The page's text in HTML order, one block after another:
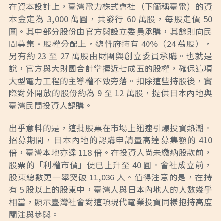
在資本設計上，臺灣電力株式會社（下簡稱臺電）的資
本金定為 3,000 萬圓，共發行 60 萬股，每股定價 50
圓。其中部分股份由官方與設立委員承購，其餘則向民
間募集。股權分配上，總督府持有 40%（24 萬股），
另有約 23 至 27 萬股由財團與創立委員承購。也就是
說，官方與大財團合計掌握近七成五的股權，確保這項
大型電力工程的主導權不致旁落。扣除這些持股後，實
際對外開放的股份約為 9 至 12 萬股，提供日本內地與
臺灣民間投資人認購。
出乎意料的是，這批股票在市場上迅速引爆投資熱潮。
招募期間，日本內地的認購申請量高達募集額的 410
倍，臺灣本地亦達 118 倍。在投資人尚未繳納股款前，
股票的「利權市價」便已上升至 40 圓。會社成立前，
股東總數更一舉突破 11,036 人。值得注意的是，在持
有 5 股以上的股東中，臺灣人與日本內地人的人數幾乎
相當，顯示臺灣社會對這項現代電業投資同樣抱持高度
關注與參與。